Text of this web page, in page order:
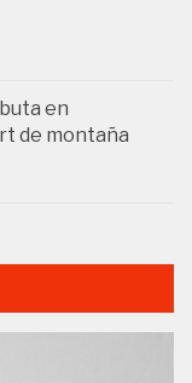
en
de montaña